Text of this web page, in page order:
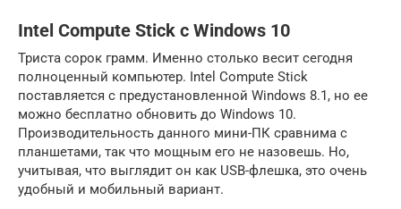
Intel Compute Stick с Windows 10
Триста сорок грамм. Именно столько весит сегодня
полноценный компьютер. Intel Compute Stick
поставляется с предустановленной Windows 8.1, но ее
можно бесплатно обновить до Windows 10.
Производительность данного мини-ПК сравнима с
планшетами, так что мощным его не назовешь. Но,
учитывая, что выглядит он как USB-флешка, это очень
удобный и мобильный вариант.